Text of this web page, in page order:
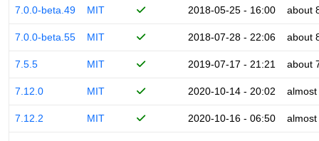
7.0.0-beta.49 MIT 2018-05-25 - 16:00 about
7.0.0-beta.55 MIT 2018-07-28 - 22:06 about
7.5.5 MIT 2019-07-17 - 21:21 about
7.12.0 MIT 2020-10-14 - 20:02
7.12.2 MIT 2020-10-16 - 06:50